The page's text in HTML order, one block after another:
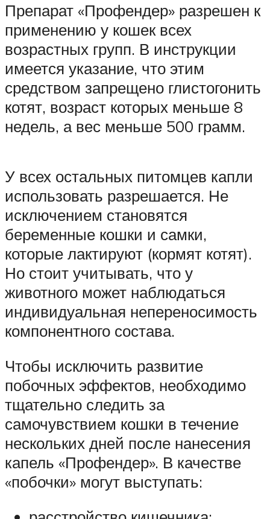
Препарат «Профендер» разрешен к
применению у кошек всех
возрастных групп. В инструкции
имеется указание, что этим
средством запрещено глистогонить
котят, возраст которых меньше 8
недель, а вес меньше 500 грамм.
У всех остальных питомцев капли
использовать разрешается. Не
исключением становятся
беременные кошки и самки,
которые лактируют (кормят котят).
Но стоит учитывать, что у
животного может наблюдаться
индивидуальная непереносимость
компонентного состава.
Чтобы исключить развитие
побочных эффектов, необходимо
тщательно следить за
самочувствием кошки в течение
нескольких дней после нанесения
капель «Профендер». В качестве
«побочки» могут выступать: